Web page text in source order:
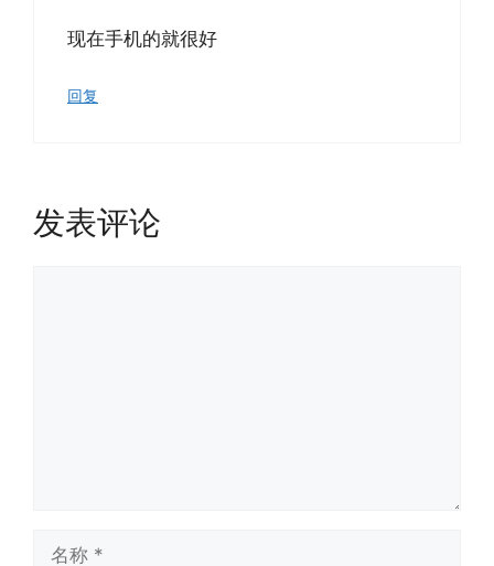
现在手机的就很好
回复
发表评论